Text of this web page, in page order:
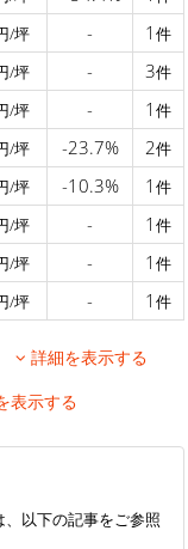
/坪 - 1 件
/坪 - 3件
/坪 - 1 件
/坪 -23.7% 2件
/坪 -10.3% 1 件
/坪 - 1 件
/坪 - 1 件
/坪 - 1 件
詳細を表示する
表示する
以下の記事をご参照